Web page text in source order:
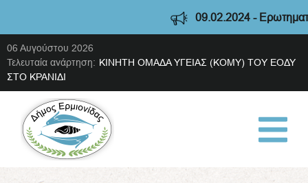
09.02.2024 -
06 Αυγούστου 2026
Τελευταία ανάρτηση: ΚΙΝΗΤΗ ΟΜΑΔΑ ΥΓΕΙΑΣ (ΚΟΜΥ) ΤΟΥ ΕΟΔΥ
ΣΤΟ ΚΡΑΝΙΔΙ